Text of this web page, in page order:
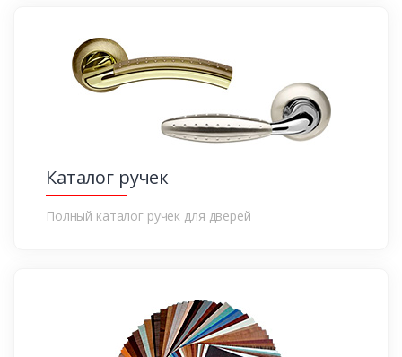
Каталог ручек
Полный каталог ручек для дверей